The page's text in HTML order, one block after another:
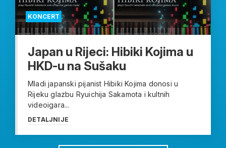
KONCERT
Japan u Rijeci: Hibiki Kojima u
HKD-u na Sušaku
Mladi japanski pijanist Hibiki Kojima donosi u
Rijeku glazbu Ryuichija Sakamota i kultnih
videoigara...
DETALJNIJE